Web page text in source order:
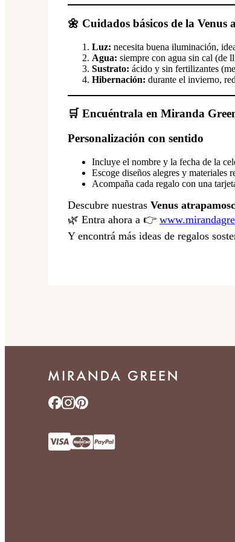
🌼 Cuidados básicos de la Venus
Luz: necesita buena iluminación,
Agua: siempre con agua sin cal (de
Sustrato: ácido y sin fertilizantes
Hibernación: durante el invierno,
🛒 Encuéntrala en Miranda
Personalización con sentido
Incluye el nombre y la fecha de la
Escoge diseños alegres y materiales
Acompaña cada regalo con una
Descubre nuestras Venus
🌿 Entra ahora a 👉
Y encontrá más ideas de regalos